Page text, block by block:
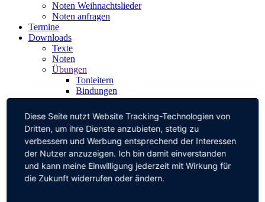
Noten Weihnachtslieder
Noten anfragen
Termine
Downloads
Texte
Noten
Übungen
Tonleitern
Bindungen
Anstoß
Buzzing
Chromatik
Dreiklänge
Rhythmus
Intonation
Nützliches
Spaß
Diese Seite nutzt Website Tracking-Technologien von
Dritten, um ihre Dienste anzubieten, stetig zu
verbessern und Werbung entsprechend der Interessen
der Nutzer anzuzeigen. Ich bin damit einverstanden
und kann meine Einwilligung jederzeit mit Wirkung für
die Zukunft widerrufen oder ändern.